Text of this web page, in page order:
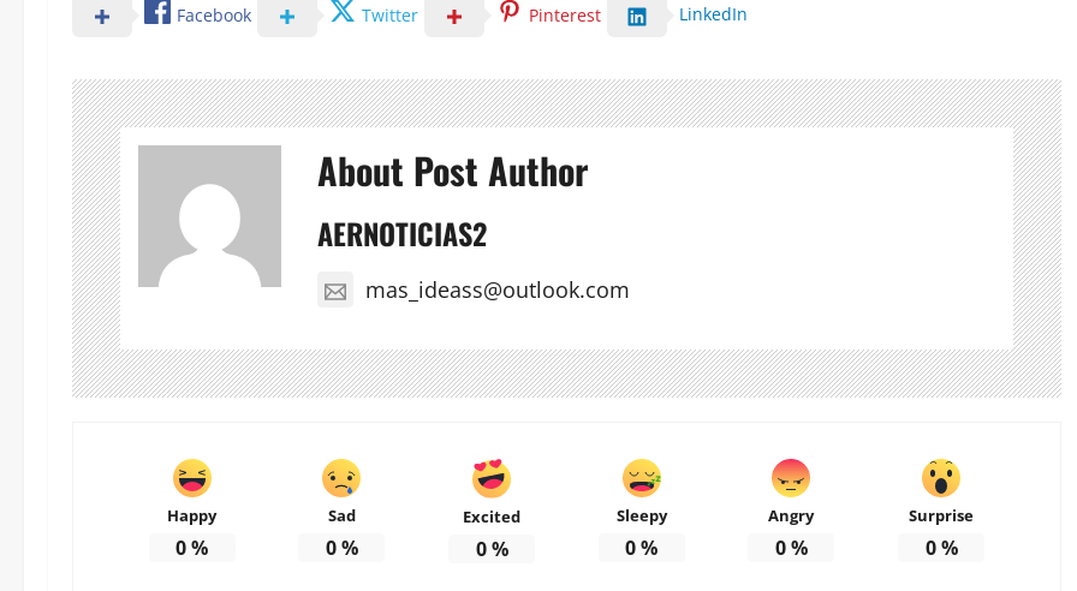
Facebook Twitter Pinterest LinkedIn
About Post Author
AERNOTICIAS2
mas_ideass@outlook.com
Happy
0%
Sad
0%
Excited
0%
Sleepy
0%
Angry
0%
Surprise
0%